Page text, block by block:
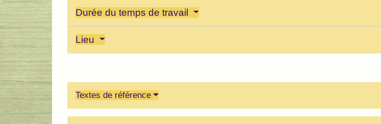
Durée du temps de travail
Lieu
Textes de référence